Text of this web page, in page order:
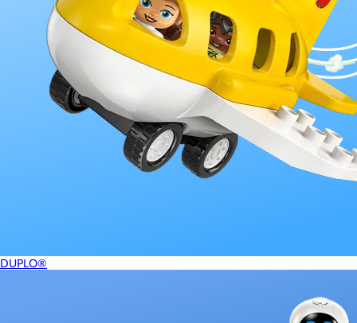
DUPLO®